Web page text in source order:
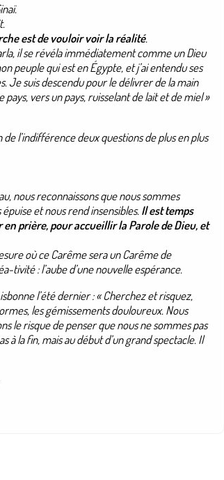
est de vouloir voir la réalité.
il se révéla immédiatement comme un Dieu
peuple qui est en Égypte, et j’ai entendu ses
Je suis descendu pour le délivrer de la main
vers un pays, ruisselant de lait et de miel»
l’indifférence deux questions de plus en plus
nous reconnaissons que nous sommes
et nous rend insensibles.Il est temps
en prière, pour accueillir la Parole de Dieu, et
où ce Carême sera un Carême de
tivité : l’aube d’une nouvelle espérance.
l’été dernier : «Cherchez et risquez,
les gémissements douloureux. Nous
le risque de penser que nous ne sommes pas
à la fin, mais au début d’un grand spectacle. Il